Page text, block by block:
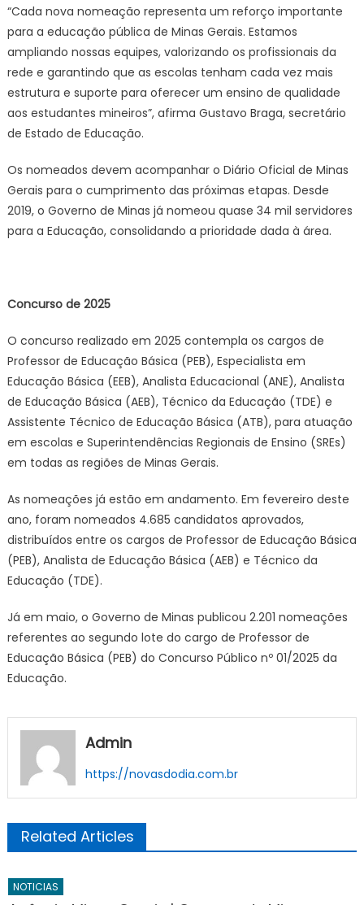
“Cada nova nomeação representa um reforço importante
para a educação pública de Minas Gerais. Estamos
ampliando nossas equipes, valorizando os profissionais da
rede e garantindo que as escolas tenham cada vez mais
estrutura e suporte para oferecer um ensino de qualidade
aos estudantes mineiros”, afirma Gustavo Braga, secretário
de Estado de Educação.
Os nomeados devem acompanhar o Diário Oficial de Minas
Gerais para o cumprimento das próximas etapas. Desde
2019, o Governo de Minas já nomeou quase 34 mil servidores
para a Educação, consolidando a prioridade dada à área.
Concurso de 2025
O concurso realizado em 2025 contempla os cargos de
Professor de Educação Básica (PEB), Especialista em
Educação Básica (EEB), Analista Educacional (ANE), Analista
de Educação Básica (AEB), Técnico da Educação (TDE) e
Assistente Técnico de Educação Básica (ATB), para atuação
em escolas e Superintendências Regionais de Ensino (SREs)
em todas as regiões de Minas Gerais.
As nomeações já estão em andamento. Em fevereiro deste
ano, foram nomeados 4.685 candidatos aprovados,
distribuídos entre os cargos de Professor de Educação Básica
(PEB), Analista de Educação Básica (AEB) e Técnico da
Educação (TDE).
Já em maio, o Governo de Minas publicou 2.201 nomeações
referentes ao segundo lote do cargo de Professor de
Educação Básica (PEB) do Concurso Público nº 01/2025 da
Educação.
Admin
https://novasdodia.com.br
Related Articles
NOTICIAS